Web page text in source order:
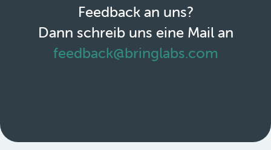
Feedback an uns?
Dann schreib uns eine Mail an
feedback@bringlabs.com